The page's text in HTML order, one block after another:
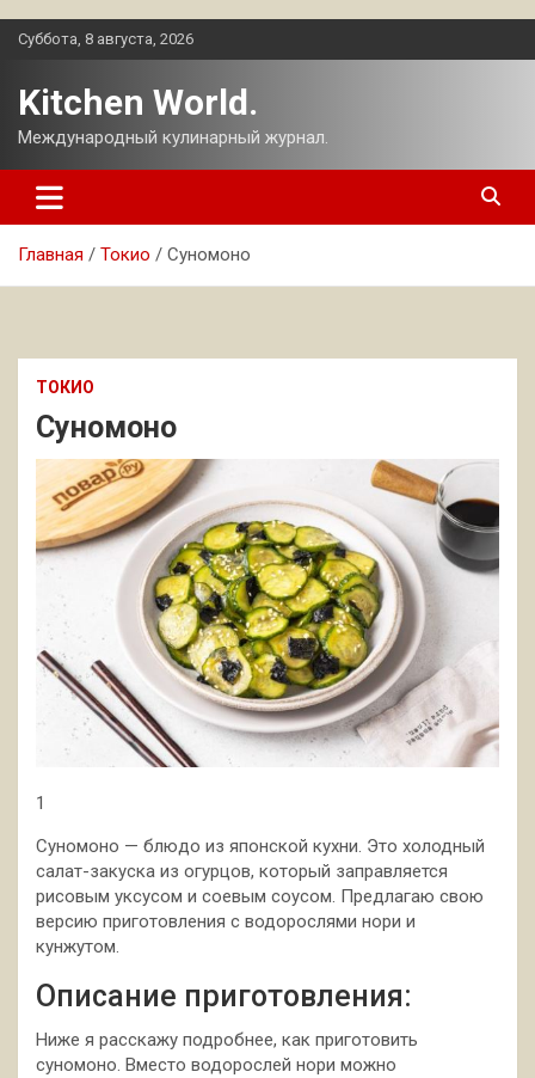
Перейти
Суббота, 8 августа, 2026
Kitchen World.
Международный кулинарный журнал.
Главная Токио Суномоно
ТОКИО
Суномоно
1
Суномоно — блюдо из японской кухни. Это холодный
салат-закуска из огурцов, который заправляется
рисовым уксусом и соевым соусом. Предлагаю свою
версию приготовления с водорослями нори и
кунжутом.
Описание приготовления:
Ниже я расскажу подробнее, как приготовить
суномоно. Вместо водорослей нори можно